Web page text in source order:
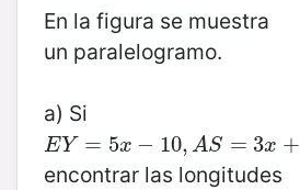
En la figura se muestra
un paralelogramo.
a) Si
EY = 5x − 10, AS = 3x +
EY= 5x −10,AS=3x+ 4, EA=4
encontrar las longitudes